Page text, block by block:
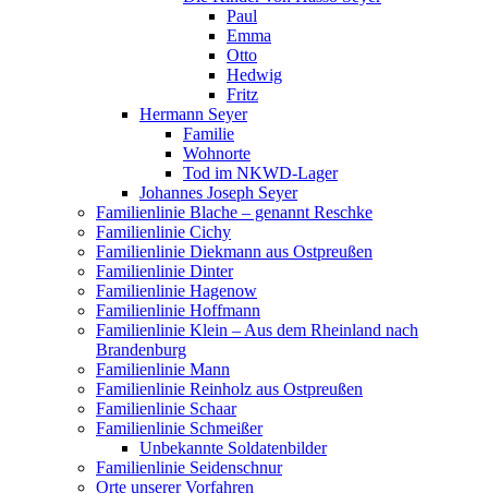
Paul
Emma
Otto
Hedwig
Fritz
Hermann Seyer
Familie
Wohnorte
Tod im NKWD-Lager
Johannes Joseph Seyer
Familienlinie Blache – genannt Reschke
Familienlinie Cichy
Familienlinie Diekmann aus Ostpreußen
Familienlinie Dinter
Familienlinie Hagenow
Familienlinie Hoffmann
Familienlinie Klein – Aus dem Rheinland nach
Brandenburg
Familienlinie Mann
Familienlinie Reinholz aus Ostpreußen
Familienlinie Schaar
Familienlinie Schmeißer
Unbekannte Soldatenbilder
Familienlinie Seidenschnur
Orte unserer Vorfahren